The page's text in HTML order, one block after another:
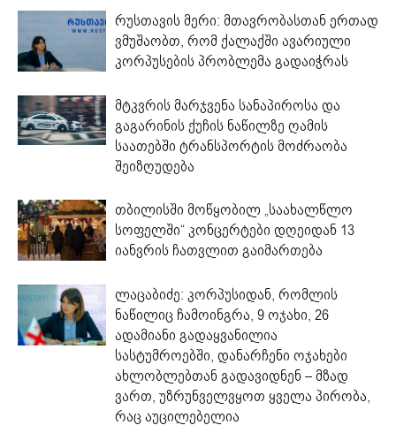
რუსთავის მერი: მთავრობასთან ერთად
ვმუშაობთ, რომ ქალაქში ავარიული
კორპუსების პრობლემა გადაიჭრას
მტკვრის მარჯვენა სანაპიროსა და
გაგარინის ქუჩის ნაწილზე ღამის
საათებში ტრანსპორტის მოძრაობა
შეიზღუდება
თბილისში მოწყობილ „საახალწლო
სოფელში“ კონცერტები დღეიდან 13
იანვრის ჩათვლით გაიმართება
ლაცაბიძე: კორპუსიდან, რომლის
ნაწილიც ჩამოინგრა, 9 ოჯახი, 26
ადამიანი გადაყვანილია
სასტუმროებში, დანარჩენი ოჯახები
ახლობლებთან გადავიდნენ – მზად
ვართ, უზრუნველვყოთ ყველა პირობა,
რაც აუცილებელია